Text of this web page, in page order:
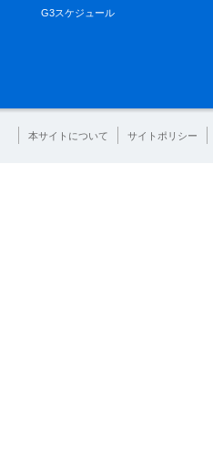
G3スケジュール
本サイトについて サイトポリシー